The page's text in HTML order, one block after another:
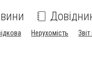
Нерухомість